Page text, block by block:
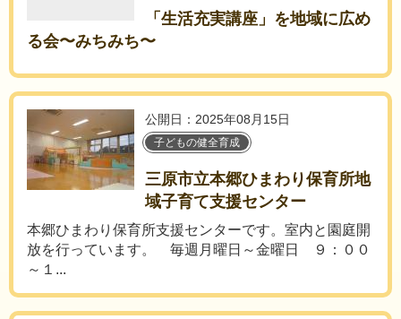
「生活充実講座」を地域に広め
る会〜みちみち〜
公開日：2025年08月15日
子どもの健全育成
三原市立本郷ひまわり保育所地
域子育て支援センター
本郷ひまわり保育所支援センターです。室内と園庭開
放を行っています。 毎週月曜日～金曜日 ９：００
～１...